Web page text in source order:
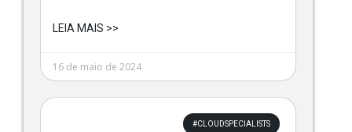
LEIA MAIS >>
16 de maio de 2024
#CLOUDSPECIALISTS